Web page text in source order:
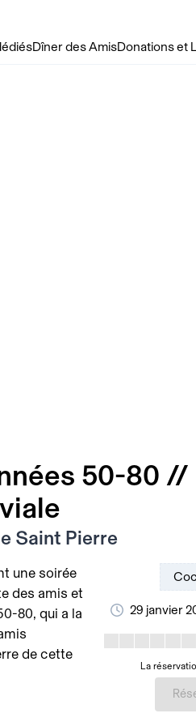
Dîner des AmisDonations et
50-80 //
Saint Pierre
29 janvier
La
une soirée
des amis et
80, qui a la
de cette